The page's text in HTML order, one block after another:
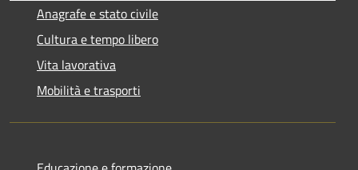
Anagrafe e stato civile
Cultura e tempo libero
Vita lavorativa
Mobilità e trasporti